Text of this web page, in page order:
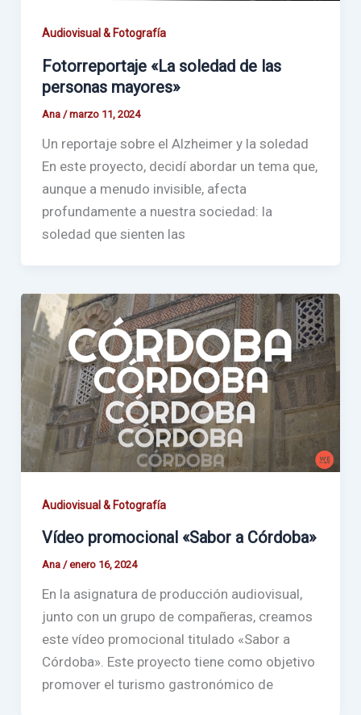
Audiovisual & Fotografía
Fotorreportaje «La soledad de las
personas mayores»
Ana /marzo 11, 2024
Un reportaje sobre el Alzheimer y la soledad
En este proyecto, decidí abordar un tema que,
aunque a menudo invisible, afecta
profundamente a nuestra sociedad: la
soledad que sienten las
Audiovisual & Fotografía
Vídeo promocional «Sabor a Córdoba»
Ana /enero 16, 2024
En la asignatura de producción audiovisual,
junto con un grupo de compañeras, creamos
este vídeo promocional titulado «Sabor a
Córdoba». Este proyecto tiene como objetivo
promover el turismo gastronómico de